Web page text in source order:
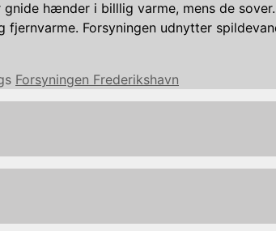
hænder i billlig varme, mens de
Forsyningen udnytter
Forsyningen Frederikshavn